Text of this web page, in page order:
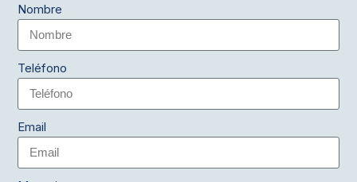
Nombre
Teléfono
Email